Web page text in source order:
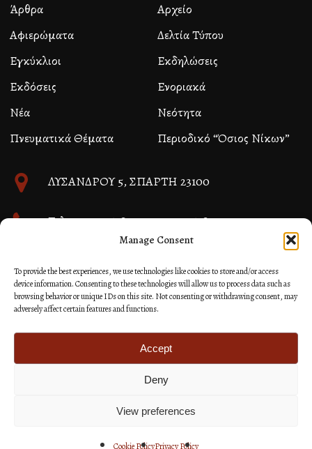
Manage Consent
To provide the best experiences, we use technologies like cookies to store and/or access
device information. Consenting to these technologies will allow us to process data such as
browsing behavior or unique IDs on this site. Not consenting or withdrawing consent, may
adversely affect certain features and functions.
Accept
Deny
View preferences
Cookie PolicyPrivacy Policy
Άρθρα
Αρχείο
Αφιερώματα
Δελτία Τύπου
Εγκύκλιοι
Εκδηλώσεις
Εκδόσεις
Ενοριακά
Νέα
Νεότητα
Πνευματικά Θέματα
Περιοδικό “Όσιος Νίκων”
ΛΥΣΑΝΔΡΟΥ 5, ΣΠΑΡΤΗ 23100
Τηλ. 27310 26580 και 27310 26581
Κατασκευή Ιστοσελίδων Site as you GO: Falcon από
Hellenic Technologies